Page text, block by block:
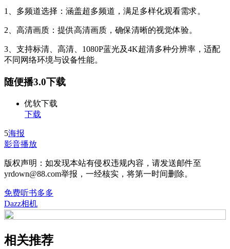
1、多频道选择：涵盖超多频道，满足多样化观看需求。
2、高清画质：提供高清画质，确保清晰的视觉体验。
3、支持标清、高清、1080P蓝光及4K超清多种分辨率，适配
不同网络环境与设备性能。
随便播3.0下载
优软下载
下载
5海报
影音播放
版权声明：如发现本站有侵权违规内容，请发送邮件至
yrdown@88.com举报，一经核实，将第一时间删除。
免费听书多多
Dazz相机
相关推荐